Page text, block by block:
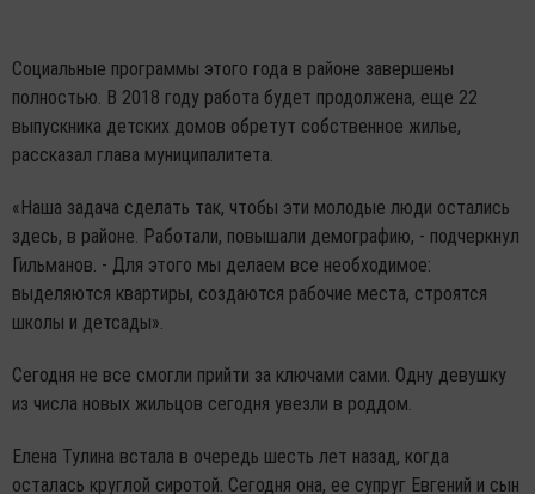
Социальные программы этого года в районе завершены
полностью. В 2018 году работа будет продолжена, еще 22
выпускника детских домов обретут собственное жилье,
рассказал глава муниципалитета.
«Наша задача сделать так, чтобы эти молодые люди остались
здесь, в районе. Работали, повышали демографию, - подчеркнул
Гильманов. - Для этого мы делаем все необходимое:
выделяются квартиры, создаются рабочие места, строятся
школы и детсады».
Сегодня не все смогли прийти за ключами сами. Одну девушку
из числа новых жильцов сегодня увезли в роддом.
Елена Тулина встала в очередь шесть лет назад, когда
осталась круглой сиротой. Сегодня она, ее супруг Евгений и сын